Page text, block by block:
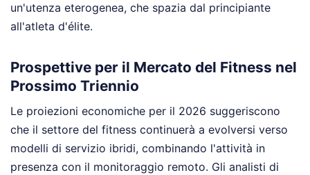
un'utenza eterogenea, che spazia dal principiante
all'atleta d'élite.
Prospettive per il Mercato del Fitness nel
Prossimo Triennio
Le proiezioni economiche per il 2026 suggeriscono
che il settore del fitness continuerà a evolversi verso
modelli di servizio ibridi, combinando l'attività in
presenza con il monitoraggio remoto. Gli analisti di